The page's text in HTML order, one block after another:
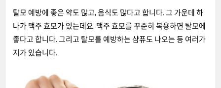
탈모 예방에 좋은 약도 많고, 음식도 많다고 합니다. 그 가운데 하
나가 맥주 효모가 있는데요. 맥주 효모를 꾸준히 복용하면 탈모에
좋다고 합니다. 그리고 탈모를 예방하는 샴퓨도 나오는 등 여러가
지가 있습니다.